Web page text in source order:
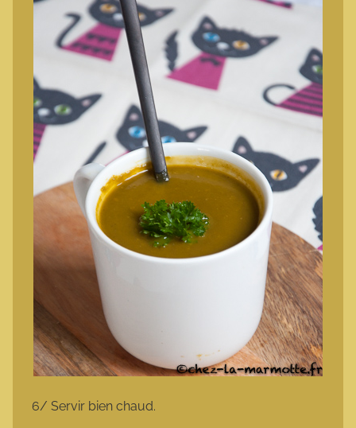
6/ Servir bien chaud.